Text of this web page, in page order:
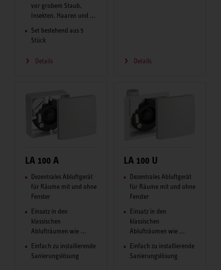
vor grobem Staub,
Insekten, Haaren und ...
Set bestehend aus 5
Stück
Details Details
LA 100 A
Dezentrales Abluftgerät
für Räume mit und ohne
Fenster
Einsatz in den
klassischen
Ablufträumen wie ...
Einfach zu installierende
Sanierungslösung
LA 100 U
Dezentrales Abluftgerät
für Räume mit und ohne
Fenster
Einsatz in den
klassischen
Ablufträumen wie ...
Einfach zu installierende
Sanierungslösung